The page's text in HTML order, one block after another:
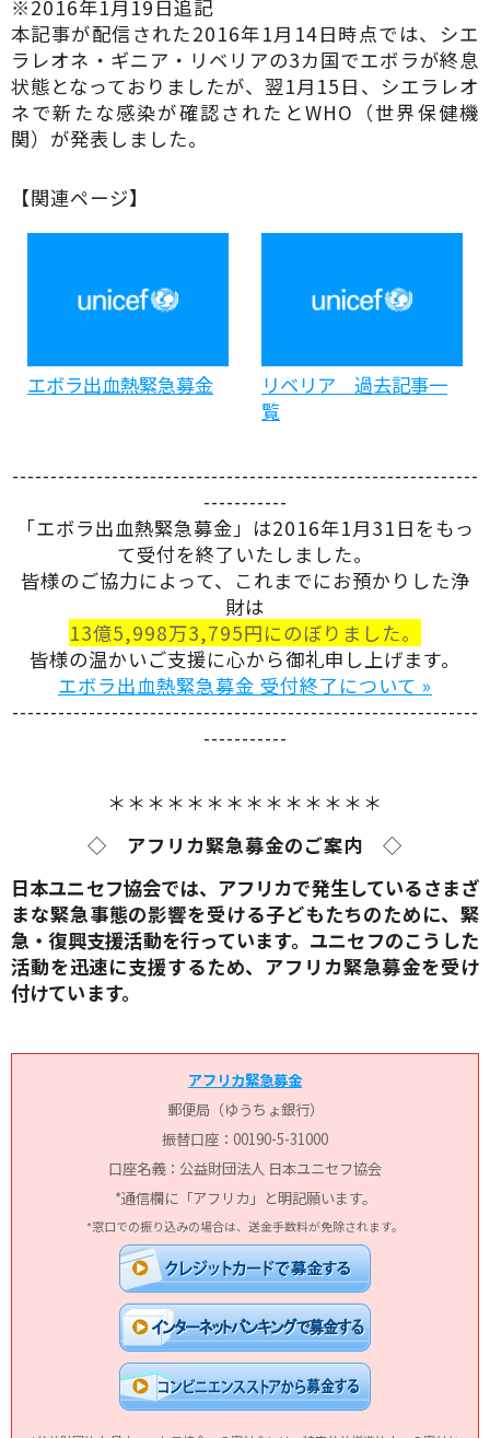
※2016年1月19日追記
本記事が配信された2016年1月14日時点では、シエ
ラレオネ・ギニア・リベリアの3カ国でエボラが終息
状態となっておりましたが、翌1月15日、シエラレオ
ネで新たな感染が確認されたとWHO（世界保健機
関）が発表しました。
【関連ページ】
エボラ出血熱緊急募金
リベリア 過去記事一
覧
-------------------------------------------------------------
-----------
「エボラ出血熱緊急募金」は2016年1月31日をもっ
て受付を終了いたしました。
皆様のご協力によって、これまでにお預かりした浄
財は
13億5,998万3,795円にのぼりました。
皆様の温かいご支援に心から御礼申し上げます。
エボラ出血熱緊急募金 受付終了について »
-------------------------------------------------------------
-----------
＊＊＊＊＊＊＊＊＊＊＊＊＊＊
◇ アフリカ緊急募金のご案内 ◇
日本ユニセフ協会では、アフリカで発生しているさまざ
まな緊急事態の影響を受ける子どもたちのために、緊
急・復興支援活動を行っています。ユニセフのこうした
活動を迅速に支援するため、アフリカ緊急募金を受け
付けています。
アフリカ緊急募金
郵便局（ゆうちょ銀行）
振替口座：00190-5-31000
口座名義：公益財団法人 日本ユニセフ協会
*通信欄に「アフリカ」と明記願います。
*窓口での振り込みの場合は、送金手数料が免除されます。